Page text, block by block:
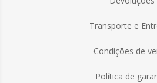
Transporte e
Condições de
Política de